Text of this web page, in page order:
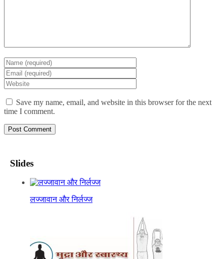
Save my name, email, and website in this browser for the next
time I comment.
Slides
लज्जावान और निर्लज्ज